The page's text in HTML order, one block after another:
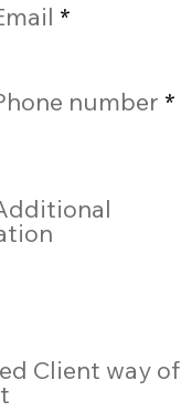
number
Client way of